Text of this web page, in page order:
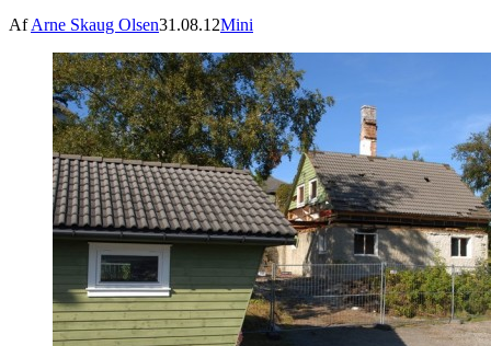
AfArne Skaug Olsen31.08.12Mini